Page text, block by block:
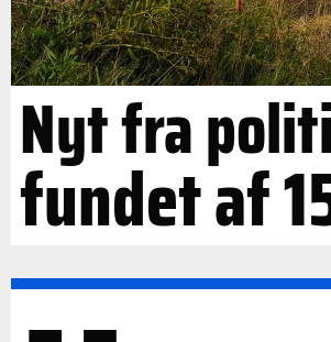
Nyt fra
fundet af